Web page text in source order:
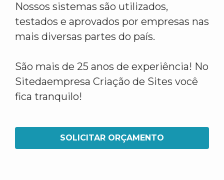
Nossos sistemas são utilizados,
testados e aprovados por empresas nas
mais diversas partes do país.
São mais de 25 anos de experiência! No
Sitedaempresa Criação de Sites você
fica tranquilo!
SOLICITAR ORÇAMENTO